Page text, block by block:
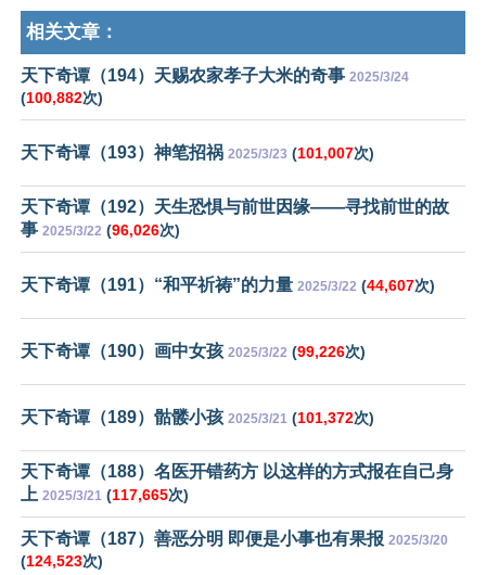
相关文章：
天下奇谭（194）天赐农家孝子大米的奇事 2025/3/24
(100,882次)
天下奇谭（193）神笔招祸 2025/3/23 (101,007次)
天下奇谭（192）天生恐惧与前世因缘——寻找前世的故
事 2025/3/22 (96,026次)
天下奇谭（191）“和平祈祷”的力量 2025/3/22 (44,607次)
天下奇谭（190）画中女孩 2025/3/22 (99,226次)
天下奇谭（189）骷髅小孩 2025/3/21 (101,372次)
天下奇谭（188）名医开错药方 以这样的方式报在自己身
上 2025/3/21 (117,665次)
天下奇谭（187）善恶分明 即便是小事也有果报 2025/3/20
(124,523次)